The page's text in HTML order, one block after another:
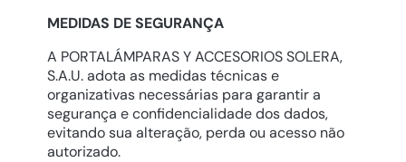
MEDIDAS DE SEGURANÇA
A PORTALÁMPARAS Y ACCESORIOS SOLERA,
S.A.U. adota as medidas técnicas e
organizativas necessárias para garantir a
segurança e confidencialidade dos dados,
evitando sua alteração, perda ou acesso não
autorizado.